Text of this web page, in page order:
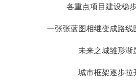
各重点项目建设稳
一张张蓝图相继变成路线
未来之城雏形渐
城市框架逐步拉